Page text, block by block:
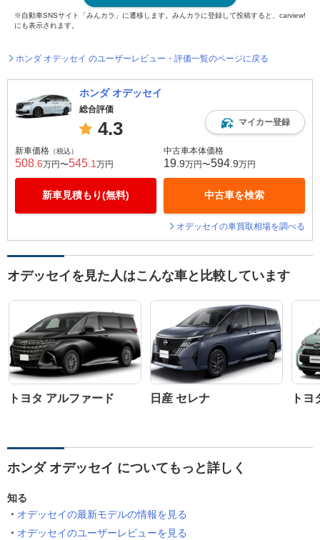
※自動車SNSサイト「みんカラ」に遷移します。みんカラに登録して投稿すると、carview!
にも表示されます。
ホンダ オデッセイ のユーザーレビュー・評価一覧のページに戻る
ホンダ オデッセイ
総合評価
4.3 マイカー登録
新車価格 （税込）
508 .6万円〜545 .1 万円
新車見積もり(無料)
中古車本体価格
19 .9万円〜594 .9万円
中古車を検索
オデッセイの車買取相場を調べる
オデッセイを見た人はこんな車と比較しています
トヨタ アルファード 日産 セレナ ト
ホンダ オデッセイ についてもっと詳しく
知る
オデッセイの最新モデルの情報を見る
オデッセイのユーザーレビューを見る